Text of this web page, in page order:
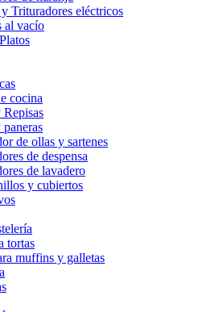
Trituradores eléctricos
al vacío
cocina
Repisas
de ollas y sartenes
de despensa
de lavadero
y cubiertos
tortas
muffins y galletas